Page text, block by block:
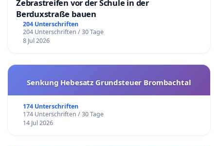
Zebrastreifen vor der Schule in der
Berduxstraße bauen
204 Unterschriften
204 Unterschriften / 30 Tage
8 Jul 2026
Senkung Hebesatz Grundsteuer Brombachtal
174 Unterschriften
174 Unterschriften / 30 Tage
14 Jul 2026